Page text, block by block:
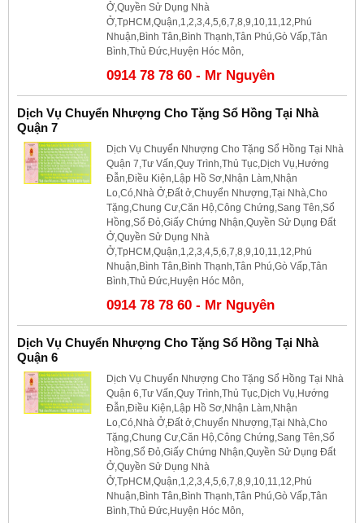
Ở,Quyền Sử Dụng Nhà
Ở,TpHCM,Quận,1,2,3,4,5,6,7,8,9,10,11,12,Phú
Nhuận,Bình Tân,Bình Thạnh,Tân Phú,Gò Vấp,Tân
Bình,Thủ Đức,Huyện Hóc Môn,
0914 78 78 60 - Mr Nguyên
Dịch Vụ Chuyển Nhượng Cho Tặng Sổ Hồng Tại Nhà
Quận 7
Dịch Vụ Chuyển Nhượng Cho Tặng Sổ Hồng Tại Nhà
Quận 7,Tư Vấn,Quy Trình,Thủ Tục,Dịch Vụ,Hướng
Đẫn,Điều Kiện,Lập Hồ Sơ,Nhận Làm,Nhận
Lo,Có,Nhà Ở,Đất ở,Chuyển Nhượng,Tại Nhà,Cho
Tặng,Chung Cư,Căn Hộ,Công Chứng,Sang Tên,Sổ
Hồng,Sổ Đỏ,Giấy Chứng Nhận,Quyền Sử Dụng Đất
Ở,Quyền Sử Dụng Nhà
Ở,TpHCM,Quận,1,2,3,4,5,6,7,8,9,10,11,12,Phú
Nhuận,Bình Tân,Bình Thạnh,Tân Phú,Gò Vấp,Tân
Bình,Thủ Đức,Huyện Hóc Môn,
0914 78 78 60 - Mr Nguyên
Dịch Vụ Chuyển Nhượng Cho Tặng Sổ Hồng Tại Nhà
Quận 6
Dịch Vụ Chuyển Nhượng Cho Tặng Sổ Hồng Tại Nhà
Quận 6,Tư Vấn,Quy Trình,Thủ Tục,Dịch Vụ,Hướng
Đẫn,Điều Kiện,Lập Hồ Sơ,Nhận Làm,Nhận
Lo,Có,Nhà Ở,Đất ở,Chuyển Nhượng,Tại Nhà,Cho
Tặng,Chung Cư,Căn Hộ,Công Chứng,Sang Tên,Sổ
Hồng,Sổ Đỏ,Giấy Chứng Nhận,Quyền Sử Dụng Đất
Ở,Quyền Sử Dụng Nhà
Ở,TpHCM,Quận,1,2,3,4,5,6,7,8,9,10,11,12,Phú
Nhuận,Bình Tân,Bình Thạnh,Tân Phú,Gò Vấp,Tân
Bình,Thủ Đức,Huyện Hóc Môn,